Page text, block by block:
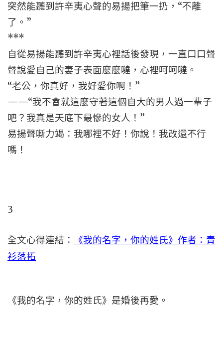
突然能聽到許辛夷心聲的易揚把筆一扔，“不離
了。”
***
自從易揚能聽到許辛夷心裡話後發現，一直口口聲
聲說愛自己的妻子表面麼麼噠，心裡呵呵噠。
“老公，你真好，我好愛你啊！”
——“我不會就這麼守著這個自大的男人過一輩子
吧？我真是天底下最慘的女人！”
易揚聲嘶力竭：我哪裡不好！你說！我改還不行
嗎！
3
全文心得連結：
《我的名字，你的姓氏》作者：青
衫落拓
《我的名字，你的姓氏》是婚後再愛。